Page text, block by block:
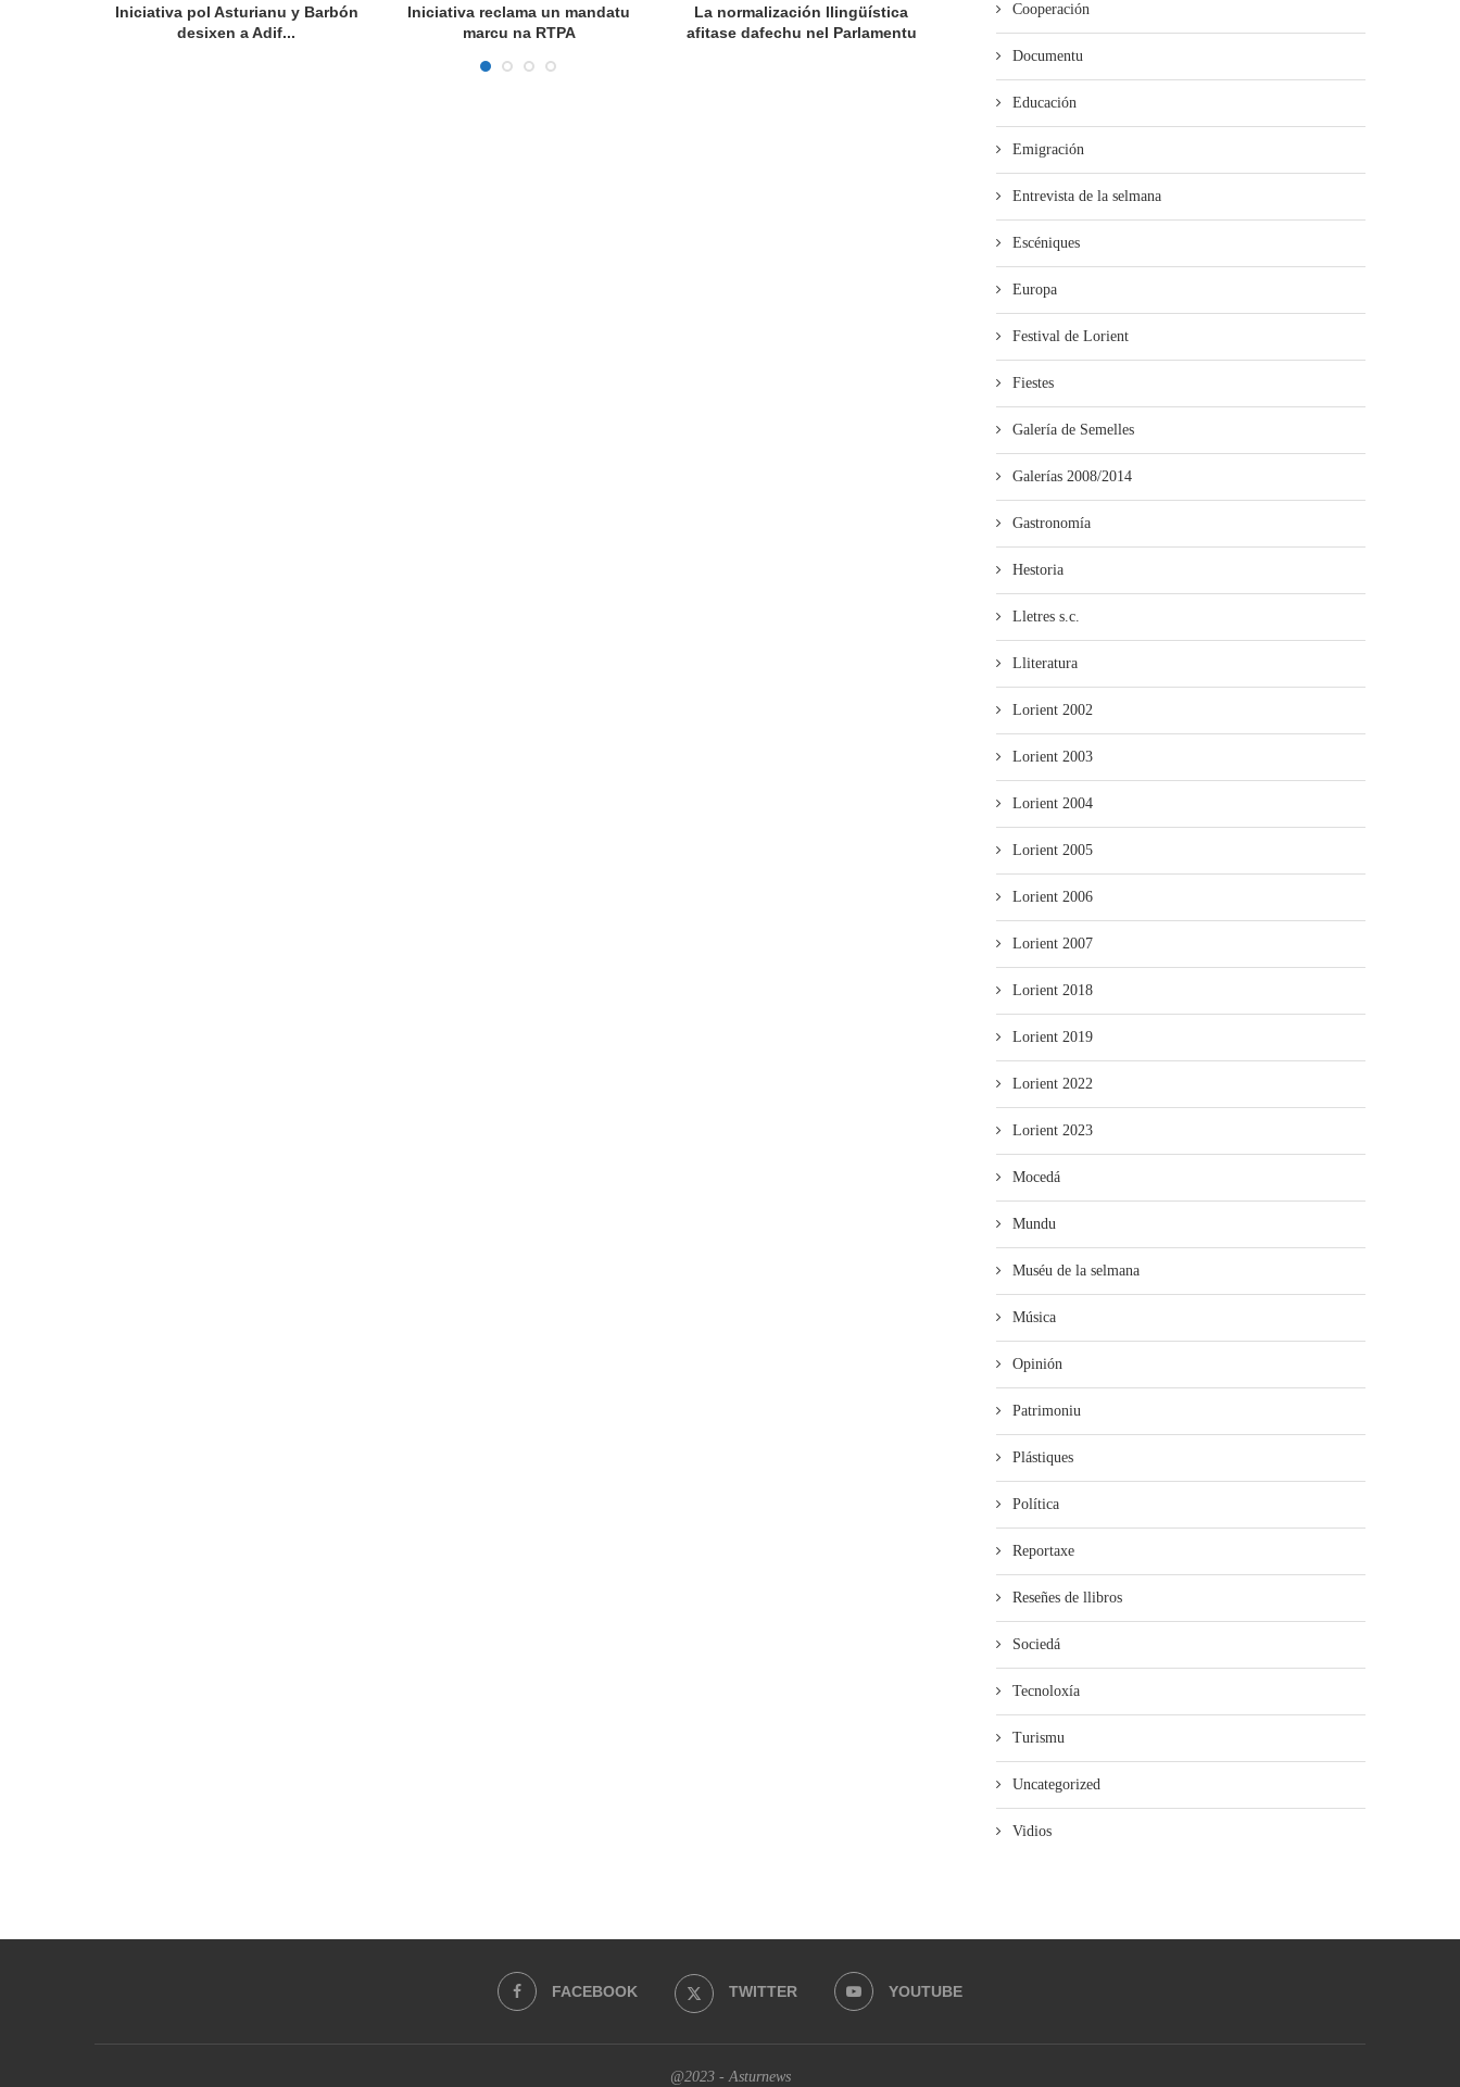
Iniciativa pol Asturianu y Barbón
desixen a Adif...
Iniciativa reclama un mandatu
marcu na RTPA
La normalización llingüística
afitase dafechu nel Parlamentu
Aína entama’l cursu políticu con
un actu n’Uviéu
d’Ordenanza d’Igualdá
Cooperación
Documentu
Educación
Emigración
Entrevista de la selmana
Escéniques
Europa
Festival de Lorient
Fiestes
Galería de Semelles
Galerías 2008/2014
Gastronomía
Hestoria
Lletres s.c.
Lliteratura
Lorient 2002
Lorient 2003
Lorient 2004
Lorient 2005
Lorient 2006
Lorient 2007
Lorient 2018
Lorient 2019
Lorient 2022
Lorient 2023
Mocedá
Mundu
Muséu de la selmana
Música
Opinión
Patrimoniu
Plástiques
Política
Reportaxe
Reseñes de llibros
Sociedá
Tecnoloxía
Turismu
Uncategorized
Vidios
FACEBOOK TWITTER YOUTUBE
@2023 - Asturnews